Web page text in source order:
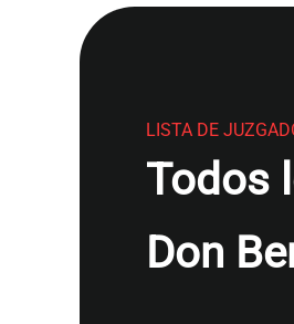
LISTA DE
Todos
Don